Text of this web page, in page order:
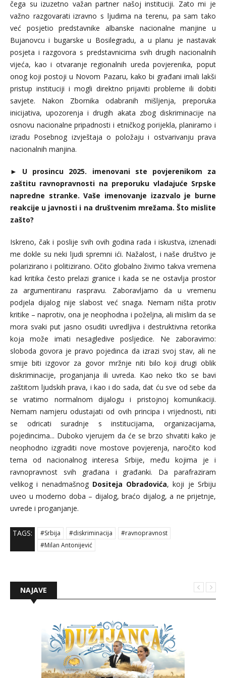
čega su izuzetno važan partner našoj instituciji. Zato mi je
važno razgovarati izravno s ljudima na terenu, pa sam tako
već posjetio predstavnike albanske nacionalne manjine u
Bujanovcu i bugarske u Bosilegradu, a u planu je nastavak
posjeta i razgovora s predstavnicima svih drugih nacionalnih
vijeća, kao i otvaranje regionalnih ureda povjerenika, poput
onog koji postoji u Novom Pazaru, kako bi građani imali lakši
pristup instituciji i mogli direktno prijaviti probleme ili dobiti
savjete. Nakon Zbornika odabranih mišljenja, preporuka
inicijativa, upozorenja i drugih akata zbog diskriminacije na
osnovu nacionalne pripadnosti i etničkog porijekla, planiramo i
izradu Posebnog izvještaja o položaju i ostvarivanju prava
nacionalnih manjina.
► U prosincu 2025. imenovani ste povjerenikom za
zaštitu ravnopravnosti na preporuku vladajuće Srpske
napredne stranke. Vaše imenovanje izazvalo je burne
reakcije u javnosti i na društvenim mrežama. Što mislite
zašto?
Iskreno, čak i poslije svih ovih godina rada i iskustva, iznenadi
me dokle su neki ljudi spremni ići. Nažalost, i naše društvo je
polarizirano i politizirano. Očito globalno živimo takva vremena
kad kritika često prelazi granice i kada se ne ostavlja prostor
za argumentiranu raspravu. Zaboravljamo da u vremenu
podjela dijalog nije slabost već snaga. Nemam ništa protiv
kritike – naprotiv, ona je neophodna i poželjna, ali mislim da se
mora svaki put jasno osuditi uvredljiva i destruktivna retorika
koja može imati nesagledive posljedice. Ne zaboravimo:
sloboda govora je pravo pojedinca da izrazi svoj stav, ali ne
smije biti izgovor za govor mržnje niti bilo koji drugi oblik
diskriminacije, proganjanja ili uvreda. Kao neko tko se bavi
zaštitom ljudskih prava, i kao i do sada, dat ću sve od sebe da
se vratimo normalnom dijalogu i pristojnoj komunikaciji.
Nemam namjeru odustajati od ovih principa i vrijednosti, niti
se odricati suradnje s institucijama, organizacijama,
pojedincima... Duboko vjerujem da će se brzo shvatiti kako je
neophodno izgraditi nove mostove povjerenja, naročito kod
tema od nacionalnog interesa Srbije, među kojima je i
ravnopravnost svih građana i građanki. Da parafraziram
velikog i nenadmašnog Dositeja Obradovića, koji je Srbiju
uveo u moderno doba – dijalog, braćo dijalog, a ne prijetnje,
uvrede i proganjanje.
TAGS: #Srbija #diskriminacija
#ravnopravnost
#Milan Antonijević
NAJAVE